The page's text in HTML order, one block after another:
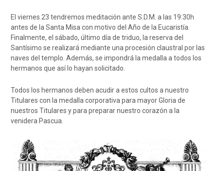
El viernes 23 tendremos meditación ante S.D.M. a las 19:30h
antes de la Santa Misa con motivo del Año de la Eucaristía.
Finalmente, el sábado, último día de triduo, la reserva del
Santísimo se realizará mediante una procesión claustral por las
naves del templo. Además, se impondrá la medalla a todos los
hermanos que así lo hayan solicitado.
Todos los hermanos deben acudir a estos cultos a nuestro
Titulares con la medalla corporativa para mayor Gloria de
nuestros Titulares y para preparar nuestro corazón a la
venidera Pascua.